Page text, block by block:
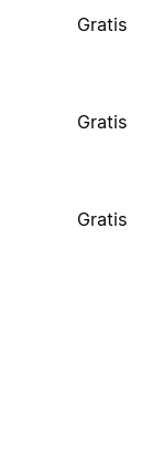
Gratis
Gratis
Gratis